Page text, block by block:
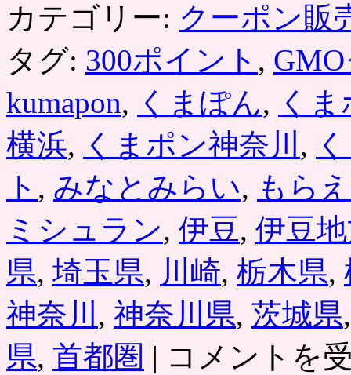
ト
チ
ム）
式
ク
ポ
ン
共
同
入
サ
イ
ト
カテゴリー: クーポン販
タグ: 300ポイント ,
kumapon, くまぽん, く
横浜, くまポン神奈川 ,
ト , みなとみらい, もら
ミシュラン, 伊豆, 伊豆
県, 埼玉県, 川崎, 栃木県,
神奈川 , 神奈川県, 茨城県
県, 首都圏 | コメントを